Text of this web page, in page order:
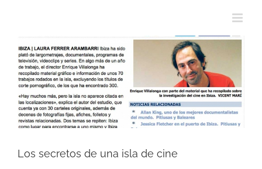
Los secretos de una isla de cine